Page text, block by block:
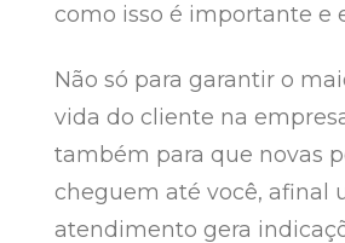
como isso é importante e
Não só para garantir o
vida do cliente na
também para que novas
cheguem até você, afinal
atendimento gera